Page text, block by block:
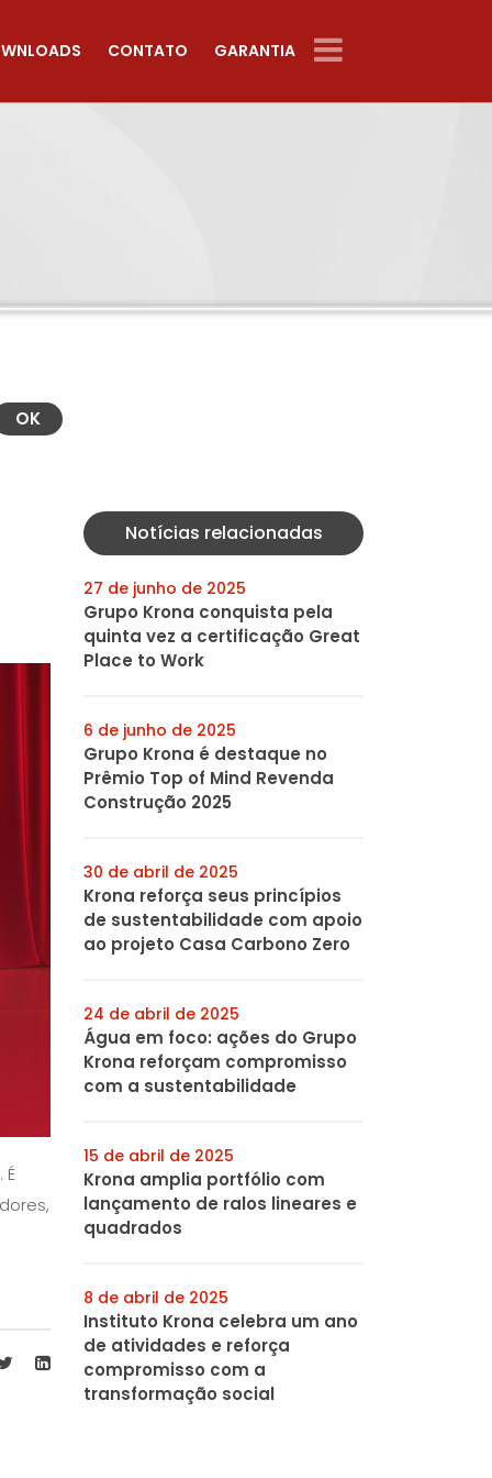
CONTATO GARANTIA
OK
Notícias relacionadas
27 de junho de 2025
Grupo Krona conquista pela
quinta vez a certificação Great
Place to Work
6 de junho de 2025
Grupo Krona é destaque no
Prêmio Top of Mind Revenda
Construção 2025
30 de abril de 2025
Krona reforça seus princípios
de sustentabilidade com apoio
ao projeto Casa Carbono Zero
24 de abril de 2025
Água em foco: ações do Grupo
Krona reforçam compromisso
com a sustentabilidade
15 de abril de 2025
Krona amplia portfólio com
lançamento de ralos lineares e
quadrados
8 de abril de 2025
Instituto Krona celebra um ano
de atividades e reforça
compromisso com a
transformação social